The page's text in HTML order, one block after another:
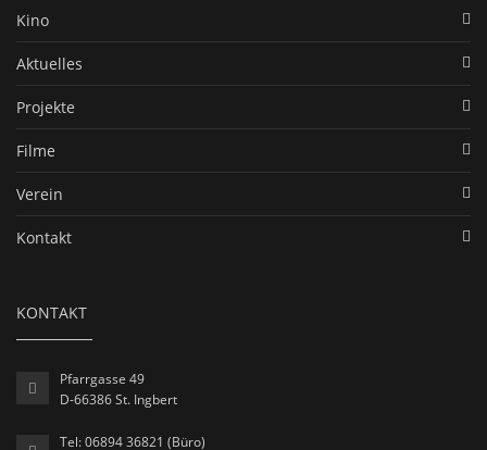
Kino
Aktuelles
Projekte
Filme
Verein
Kontakt
KONTAKT
Pfarrgasse 49
D-66386 St. Ingbert
Tel: 06894 36821 (Büro)